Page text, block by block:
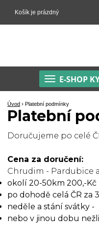
Košík je prázdný
E-SHOP
Úvod › Platební podmínky
Platební
Doručujeme po celé
Cena za doručení:
Chrudim - Pardubice
okolí 20-50km 200,-Kč
po dohodě celá ČR za
neděle a stání svátky
nebo v jinou dobu